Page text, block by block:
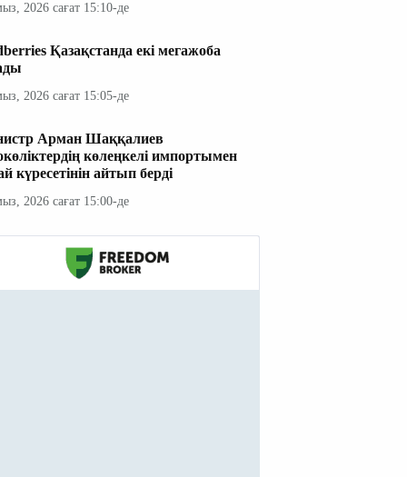
2026 сағат 15:10-де
Қазақстанда екі мегажоба
2026 сағат 15:05-де
Арман Шаққалиев
көлеңкелі импортымен
күресетінін айтып берді
2026 сағат 15:00-де